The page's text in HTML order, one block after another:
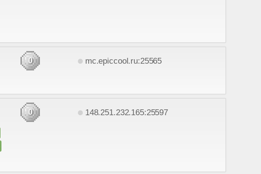
0 mc.epiccool.ru:25565
0 148.251.232.165:25597